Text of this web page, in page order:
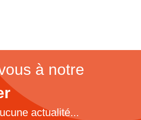
à notre
actualité...